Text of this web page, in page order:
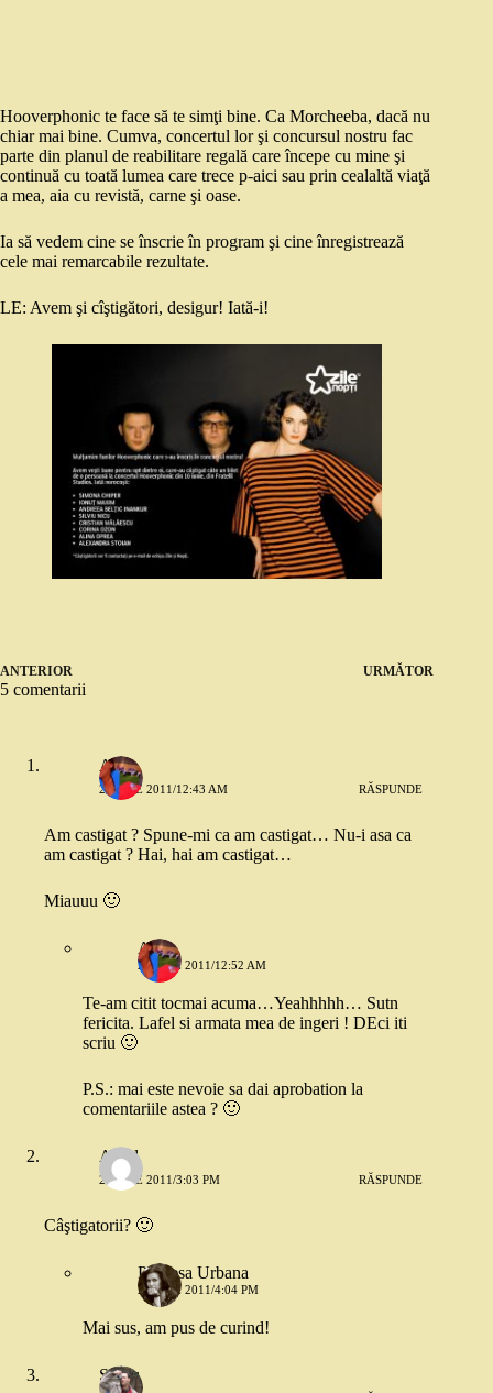
Hooverphonic te face să te simţi bine. Ca Morcheeba, dacă nu
chiar mai bine. Cumva, concertul lor şi concursul nostru fac
parte din planul de reabilitare regală care începe cu mine şi
continuă cu toată lumea care trece p-aici sau prin cealaltă viaţă
a mea, aia cu revistă, carne şi oase.
Ia să vedem cine se înscrie în program şi cine înregistrează
cele mai remarcabile rezultate.
LE: Avem şi cîştigători, desigur! Iată-i!
ANTERIOR URMĂTOR
5 comentarii
A.O.
2 IUNIE 2011/12:43 AM RĂSPUNDE
Am castigat ? Spune-mi ca am castigat… Nu-i asa ca
am castigat ? Hai, hai am castigat…
Miauuu 🙂
A.O.
2 IUNIE 2011/12:52 AM
Te-am citit tocmai acuma…Yeahhhhh… Sutn
fericita. Lafel si armata mea de ingeri ! DEci iti
scriu 🙂
P.S.: mai este nevoie sa dai aprobation la
comentariile astea ? 🙂
Aurel
2 IUNIE 2011/3:03 PM RĂSPUNDE
Câştigatorii? 🙂
Printesa Urbana
2 IUNIE 2011/4:04 PM
Mai sus, am pus de curind!
Silviu